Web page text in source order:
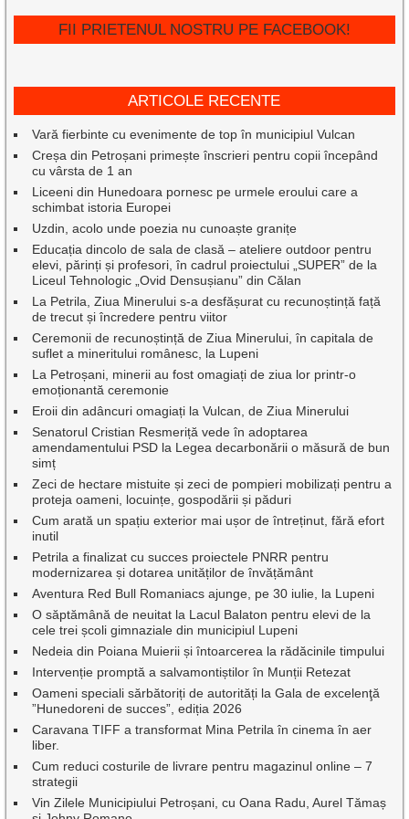
FII PRIETENUL NOSTRU PE FACEBOOK!
ARTICOLE RECENTE
Vară fierbinte cu evenimente de top în municipiul Vulcan
Creșa din Petroșani primește înscrieri pentru copii începând
cu vârsta de 1 an
Liceeni din Hunedoara pornesc pe urmele eroului care a
schimbat istoria Europei
Uzdin, acolo unde poezia nu cunoaște granițe
Educația dincolo de sala de clasă – ateliere outdoor pentru
elevi, părinți și profesori, în cadrul proiectului „SUPER” de la
Liceul Tehnologic „Ovid Densușianu” din Călan
La Petrila, Ziua Minerului s-a desfășurat cu recunoștință față
de trecut și încredere pentru viitor
Ceremonii de recunoștință de Ziua Minerului, în capitala de
suflet a mineritului românesc, la Lupeni
La Petroșani, minerii au fost omagiați de ziua lor printr-o
emoționantă ceremonie
Eroii din adâncuri omagiați la Vulcan, de Ziua Minerului
Senatorul Cristian Resmeriță vede în adoptarea
amendamentului PSD la Legea decarbonării o măsură de bun
simț
Zeci de hectare mistuite și zeci de pompieri mobilizați pentru a
proteja oameni, locuințe, gospodării și păduri
Cum arată un spațiu exterior mai ușor de întreținut, fără efort
inutil
Petrila a finalizat cu succes proiectele PNRR pentru
modernizarea și dotarea unităților de învățământ
Aventura Red Bull Romaniacs ajunge, pe 30 iulie, la Lupeni
O săptămână de neuitat la Lacul Balaton pentru elevi de la
cele trei școli gimnaziale din municipiul Lupeni
Nedeia din Poiana Muierii și întoarcerea la rădăcinile timpului
Intervenție promptă a salvamontiștilor în Munții Retezat
Oameni speciali sărbătoriți de autorități la Gala de excelenţă
”Hunedoreni de succes”, ediția 2026
Caravana TIFF a transformat Mina Petrila în cinema în aer
liber.
Cum reduci costurile de livrare pentru magazinul online – 7
strategii
Vin Zilele Municipiului Petroșani, cu Oana Radu, Aurel Tămaș